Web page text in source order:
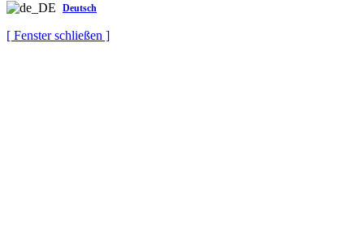
Deutsch
[ Fenster schließen ]